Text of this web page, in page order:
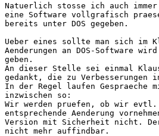
Natuerlich stosse ich auch
eine Software vollgrafisch
bereits unter DOS gegeben.
Ueber eines sollte man sich im
Aenderungen an DOS-Software
geben.
An dieser Stelle sei einmal Klaus
gedankt, die zu Verbesserungen
In der Regel laufen Gespraeche
inzwischen so:
Wir werden pruefen, ob wir evtl.
entsprechende Aenderung
Version mit Sicherheit nicht.
nicht mehr auffindbar.